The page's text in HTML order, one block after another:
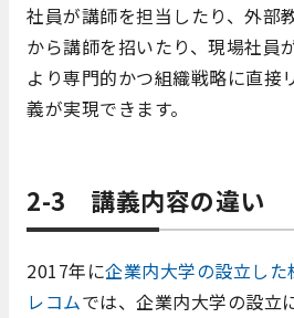
社員が講師を担当したり、外部
から講師を招いたり、現場社員
より専門的かつ組織戦略に直接
義が実現できます。
2-3 講義内容の違い
2017年に企業内大学の設立し
レコムでは、企業内大学の設立